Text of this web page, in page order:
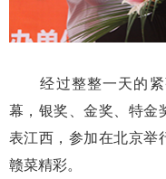
经过整整一天的紧
幕，银奖、金奖、特金
表江西，参加在北京举
赣菜精彩。